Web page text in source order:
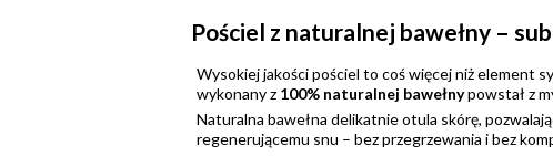
Pościel z naturalnej bawełny –
Wysokiej jakości pościel to coś więcej niż element
wykonany z 100% naturalnej bawełnypowstał z
Naturalna bawełna delikatnie otula skórę,
regenerującemu snu – bez przegrzewania i bez